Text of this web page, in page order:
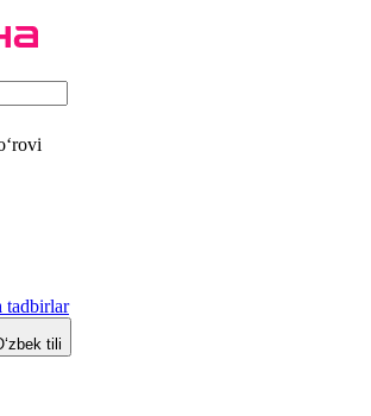
tadbirlar
tili